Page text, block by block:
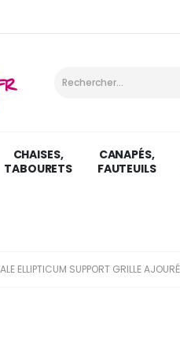
CHAISES,
TABOURETS
CANAPÉS,
FAUTEUILS
ELLIPTICUM SUPPORT GRILLE